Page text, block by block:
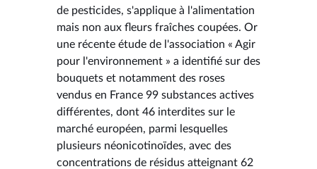
de pesticides, s'applique à l'alimentation
mais non aux fleurs fraîches coupées. Or
une récente étude de l'association « Agir
pour l'environnement » a identifié sur des
bouquets et notamment des roses
vendus en France 99 substances actives
différentes, dont 46 interdites sur le
marché européen, parmi lesquelles
plusieurs néonicotinoïdes, avec des
concentrations de résidus atteignant 62